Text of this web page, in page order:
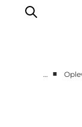
… ■